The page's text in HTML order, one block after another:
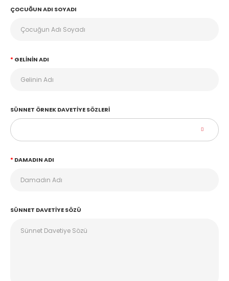
ÇOCUĞUN ADI SOYADI
GELININ ADI
SÜNNET ÖRNEK DAVETIYE SÖZLERI
DAMADIN ADI
SÜNNET DAVETIYE SÖZÜ